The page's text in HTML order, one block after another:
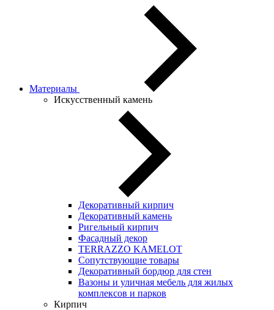
Материалы
Искусственный камень
Декоративный кирпич
Декоративный камень
Ригельный кирпич
Фасадный декор
TERRAZZO KAMELOT
Сопутствующие товары
Декоративный бордюр для стен
Вазоны и уличная мебель для жилых
комплексов и парков
Кирпич